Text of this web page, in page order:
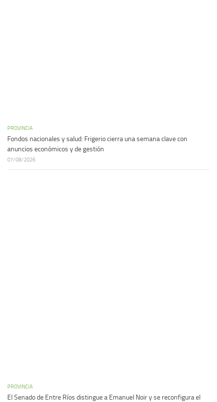
PROVINCIA
Fondos nacionales y salud: Frigerio cierra una semana clave con
anuncios económicos y de gestión
07/08/2026
PROVINCIA
El Senado de Entre Ríos distingue a Emanuel Noir y se reconfigura el